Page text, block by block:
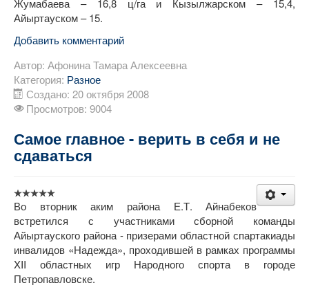
Жумабаева – 16,8 ц/га и Кызылжарском – 15,4,
Айыртауском – 15.
Добавить комментарий
Автор: Афонина Тамара Алексеевна
Категория: Разное
Создано: 20 октября 2008
Просмотров: 9004
Самое главное - верить в себя и не
сдаваться
Во вторник аким района Е.Т. Айнабеков
встретился с участниками сборной команды
Айыртауского района - призерами областной спартакиады
инвалидов «Надежда», проходившей в рамках программы
XII областных игр Народного спорта в городе
Петропавловске.